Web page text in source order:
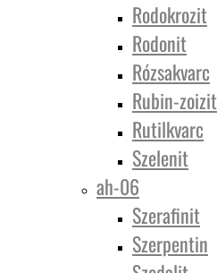
Rodokrozit
Rodonit
Rózsakvarc
Rubin-zoizit
Rutilkvarc
Szelenit
ah-06
Szerafinit
Szerpentin